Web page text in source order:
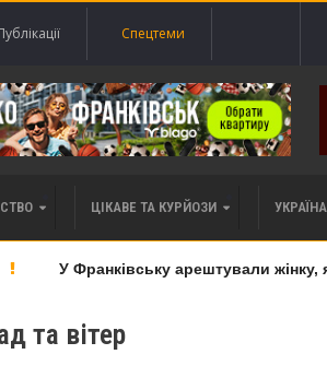
Спецтеми
ЦІКАВЕ ТА КУРЙОЗИ
У Франківську арештували жінку,
та вітер